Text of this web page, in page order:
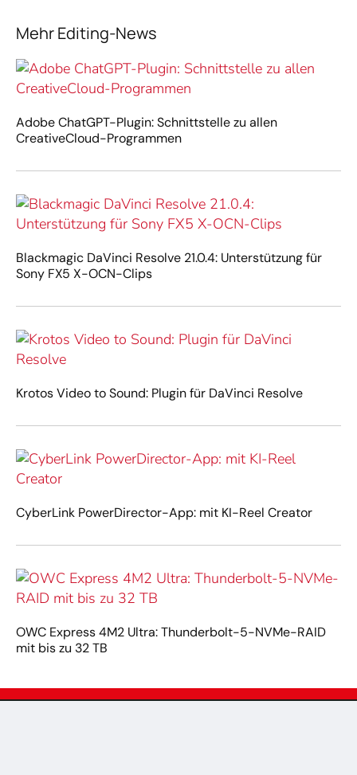
Mehr Editing-News
Adobe ChatGPT-Plugin: Schnittstelle zu allen
CreativeCloud-Programmen
Blackmagic DaVinci Resolve 21.0.4: Unterstützung für
Sony FX5 X-OCN-Clips
Krotos Video to Sound: Plugin für DaVinci Resolve
CyberLink PowerDirector-App: mit KI-Reel Creator
OWC Express 4M2 Ultra: Thunderbolt-5-NVMe-RAID
mit bis zu 32 TB